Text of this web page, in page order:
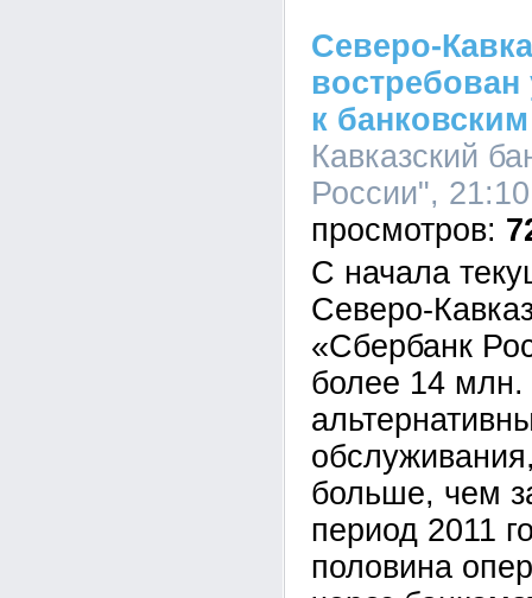
Северо-
к
Кавказский
России",
С начала
Северо-
«Сбербанк
более 14 млн.
больше, чем
период 2011
половина